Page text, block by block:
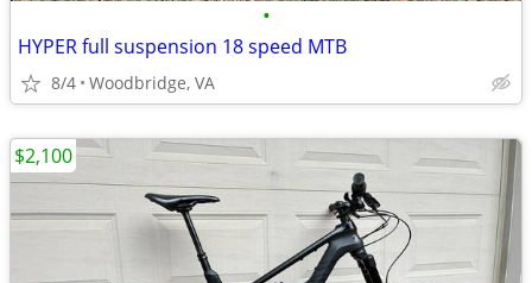
•
HYPER full suspension 18 speed MTB
8/4 Woodbridge, VA
$2,100